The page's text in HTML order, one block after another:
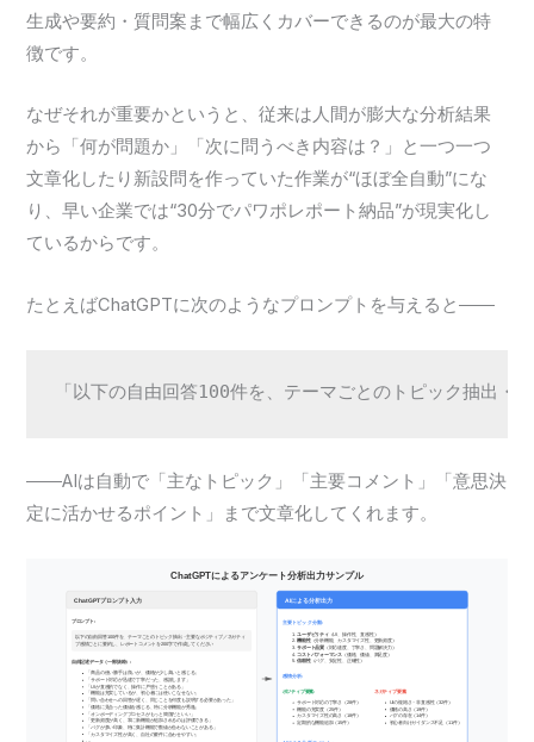
生成や要約・質問案まで幅広くカバーできるのが最大の特
徴です。
なぜそれが重要かというと、従来は人間が膨大な分析結果
から「何が問題か」「次に問うべき内容は？」と一つ一つ
文章化したり新設問を作っていた作業が“ほぼ全自動”にな
り、早い企業では“30分でパワポレポート納品”が現実化し
ているからです。
たとえばChatGPTに次のようなプロンプトを与えると――
「以下の自由回答100件を、テーマごとのトピック抽出
――AIは自動で「主なトピック」「主要コメント」「意思決
定に活かせるポイント」まで文章化してくれます。